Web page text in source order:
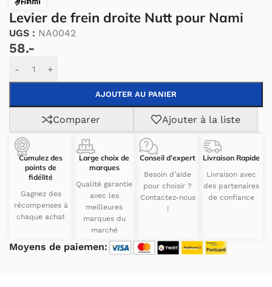
Levier de frein droite Nutt pour Nami
UGS : NA0042
58.-
- +
AJOUTER AU PANIER
Alternative:
Comparer Ajouter à la liste
Cumulez des
points de
fidélité
Gagnez des
récompenses à
chaque achat
Large choix de
marques
Qualité garantie
avec les
meilleures
marques du
marché
Conseil d’expert
Besoin d’aide
pour choisir ?
Contactez-nous
!
Livraison Rapide
Livraison avec
des partenaires
de confiance
Moyens de paiemen: